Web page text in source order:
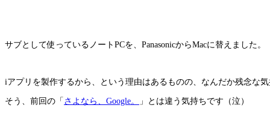
サブとして使っているノートPCを、PanasonicからMacに替えました。
iアプリを製作するから、という理由はあるものの、なんだか残念な気
そう、前回の「 さよなら、Google。 」とは違う気持ちです（泣）